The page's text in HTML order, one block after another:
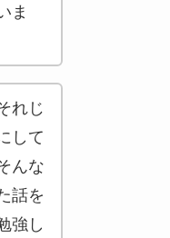
ま
れじ
して
んな
話を
強し